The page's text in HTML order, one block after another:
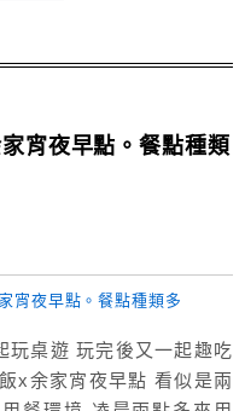
宵夜早點。餐點種類
玩桌遊 玩完後又一起趣吃
x余家宵夜早點 看似是兩